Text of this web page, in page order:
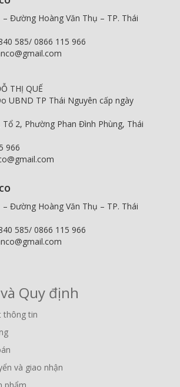
– Đường Hoàng Văn Thụ – TP. Thái
585/ 0866 115 966
THỊ QUẾ
UBND TP Thái Nguyên cấp ngày
2, Phường Phan Đình Phùng, Thái
966
– Đường Hoàng Văn Thụ – TP. Thái
585/ 0866 115 966
Quy định
thông tin
và giao nhận